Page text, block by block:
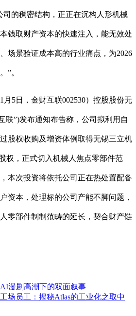
司的稠密结构，正正在沉构人形机械
钱取财产资本的快速注入，能无效处
场景验证成本高的行业痛点，为2026
”。
5日，金财互联002530）控股股份无
联”)发布通知布告称，公司拟利用自
股权收购及增资体例取得无锡三立机
权，正式切入机械人焦点零部件范
本次投资将依托公司正在热处置配备
资本，处理标的公司产能不脚问题，
零部件制制范畴的延长，契合财产链
漫剧高潮下的双面叙事
场员工：揭秘Atlas的工业化之取中